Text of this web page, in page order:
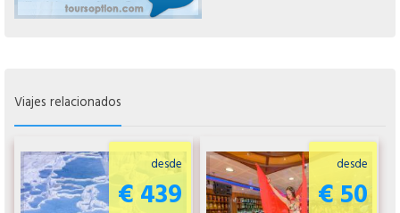
Viajes relacionados
desde
€ 439
desde
€ 50